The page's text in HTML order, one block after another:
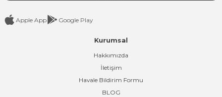
Apple App Google Play
Kurumsal
Hakkımızda
İletişim
Havale Bildirim Formu
BLOG